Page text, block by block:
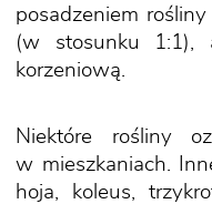
posadzeniem
(w stosunku 1:1),
korzeniową.
Niektóre rośliny
w mieszkaniach.
hoja, koleus,